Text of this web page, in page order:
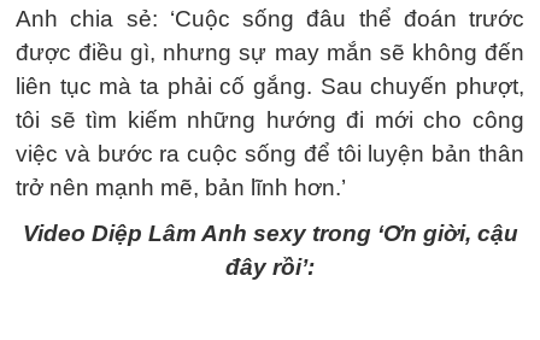
Anh chia sẻ: ‘Cuộc sống đâu thể đoán trước
được điều gì, nhưng sự may mắn sẽ không đến
liên tục mà ta phải cố gắng. Sau chuyến phượt,
tôi sẽ tìm kiếm những hướng đi mới cho công
việc và bước ra cuộc sống để tôi luyện bản thân
trở nên mạnh mẽ, bản lĩnh hơn.’
Video Diệp Lâm Anh sexy trong ‘Ơn giời, cậu
đây rồi’: